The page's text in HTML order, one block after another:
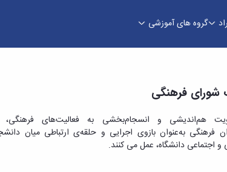
گروه های آموزشی
شورای فرهنگی
هم‌اندیشی و انسجام‌بخشی به فعالیت‌های
فرهنگی به‌عنوان بازوی اجرایی و حلقه‌ی ارتباطی میان
اجتماعی دانشگاه، عمل می کنند.